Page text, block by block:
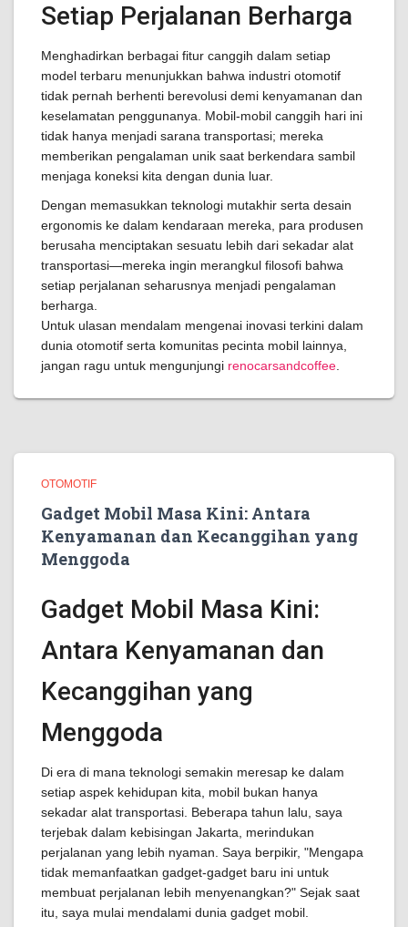
Setiap Perjalanan Berharga
Menghadirkan berbagai fitur canggih dalam setiap
model terbaru menunjukkan bahwa industri otomotif
tidak pernah berhenti berevolusi demi kenyamanan dan
keselamatan penggunanya. Mobil-mobil canggih hari ini
tidak hanya menjadi sarana transportasi; mereka
memberikan pengalaman unik saat berkendara sambil
menjaga koneksi kita dengan dunia luar.
Dengan memasukkan teknologi mutakhir serta desain
ergonomis ke dalam kendaraan mereka, para produsen
berusaha menciptakan sesuatu lebih dari sekadar alat
transportasi—mereka ingin merangkul filosofi bahwa
setiap perjalanan seharusnya menjadi pengalaman
berharga.
Untuk ulasan mendalam mengenai inovasi terkini dalam
dunia otomotif serta komunitas pecinta mobil lainnya,
jangan ragu untuk mengunjungi renocarsandcoffee
OTOMOTIF
Gadget Mobil Masa Kini: Antara
Kenyamanan dan Kecanggihan yang
Menggoda
Gadget Mobil Masa Kini:
Antara Kenyamanan dan
Kecanggihan yang
Menggoda
Di era di mana teknologi semakin meresap ke dalam
setiap aspek kehidupan kita, mobil bukan hanya
sekadar alat transportasi. Beberapa tahun lalu, saya
terjebak dalam kebisingan Jakarta, merindukan
perjalanan yang lebih nyaman. Saya berpikir, "Mengapa
tidak memanfaatkan gadget-gadget baru ini untuk
membuat perjalanan lebih menyenangkan?" Sejak saat
itu, saya mulai mendalami dunia gadget mobil.